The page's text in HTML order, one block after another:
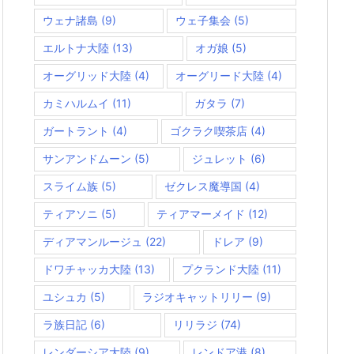
ウェナ諸島 (9) ウェ子集会 (5)
エルトナ大陸 (13) オガ娘 (5)
オーグリッド大陸 (4) オーグリード大陸 (4)
カミハルムイ (11) ガタラ (7)
ガートラント (4) ゴクラク喫茶店 (4)
サンアンドムーン (5) ジュレット (6)
スライム族 (5) ゼクレス魔導国 (4)
ティアソニ (5) ティアマーメイド (12)
ディアマンルージュ (22) ドレア (9)
ドワチャッカ大陸 (13) プクランド大陸 (11)
ユシュカ (5) ラジオキャットリリー (9)
ラ族日記 (6) リリラジ (74)